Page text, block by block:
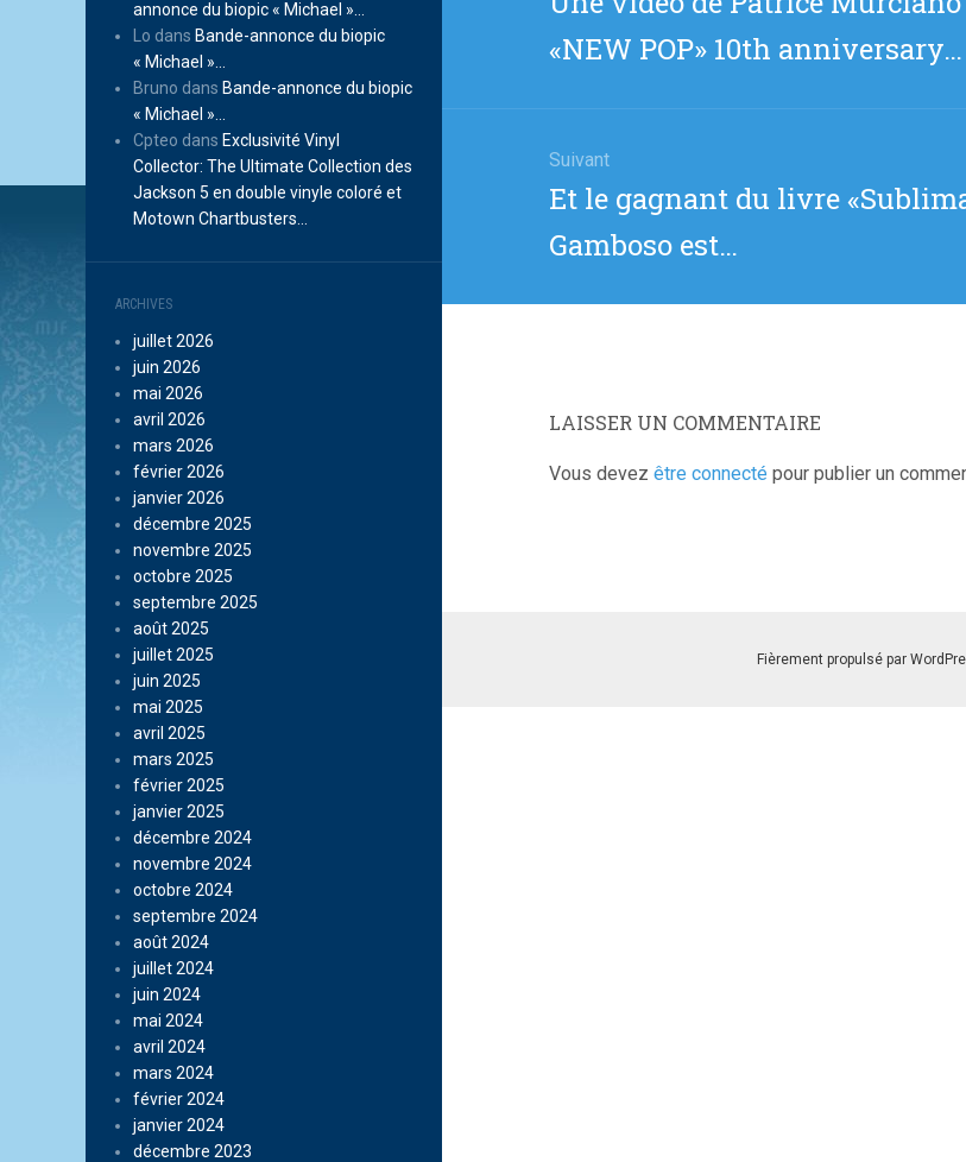
annonce du biopic « Michael »…
Lo dans Bande-annonce du biopic
« Michael »…
Bruno dans Bande-annonce du biopic
« Michael »…
Cpteo dans Exclusivité Vinyl
Collector: The Ultimate Collection des
Jackson 5 en double vinyle coloré et
Motown Chartbusters…
ARCHIVES
juillet 2026
juin 2026
mai 2026
avril 2026
mars 2026
février 2026
janvier 2026
décembre 2025
novembre 2025
octobre 2025
septembre 2025
août 2025
juillet 2025
juin 2025
mai 2025
avril 2025
mars 2025
février 2025
janvier 2025
décembre 2024
novembre 2024
octobre 2024
septembre 2024
août 2024
juillet 2024
juin 2024
mai 2024
avril 2024
mars 2024
février 2024
janvier 2024
décembre 2023
l’article
:«NEW POP» 10th anniversary…
Suivant
Article
:
Et le gagnant du livre
Gamboso est…
LAISSER UN COMMENTAIRE
Vous devez être connecté pour publier un
Fièrement propulsé par